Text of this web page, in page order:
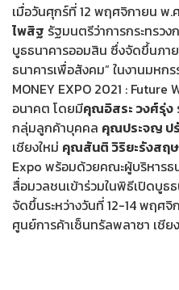
เมื่อวันศุกร์ที่ 12 พฤศจิกายน พ.
ไพสิฐ รัฐมนตรีว่าการกระทรวง
บูธธนาคารออมสิน ซึ่งจัดขึ้นภา
ธนาคารเพื่อสังคม” ในงานมหก
MONEY EXPO 2021 :
อนาคต โดยมีคุณอิสระ วงศ์รุ่ง
กลุ่มลูกค้าบุคคล คุณประจญ
เชียงใหม่ คุณสันติ วิริยะรังสฤ
Expo พร้อมด้วยคณะผู้บริหารธ
สื่อมวลชนเข้าร่วมในพิธีเปิดบูธ
จัดขึ้นระหว่างวันที่ 12-14 พฤศ
ศูนย์การค้าเซ็นทรัลพลาซา เชีย